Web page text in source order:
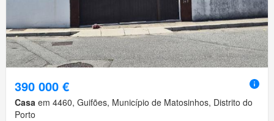
390 000 €
Casa em 4460, Guifões, Município de Matosinhos, Distrito do
Porto